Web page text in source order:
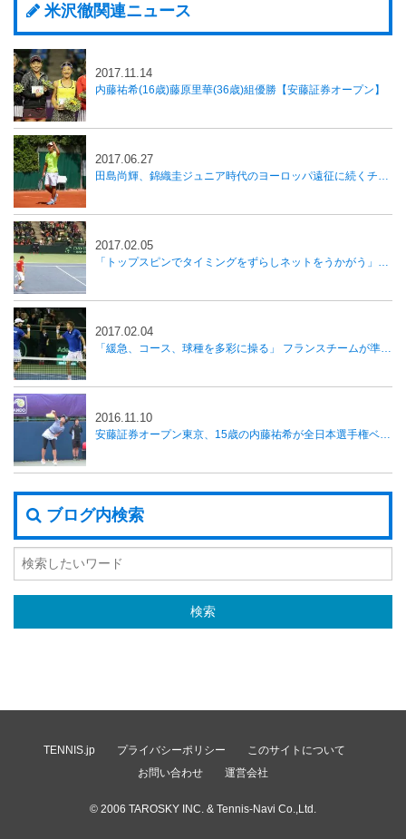
米沢徹関連ニュース
内藤祐希(16歳)藤原里華(36歳)組優勝【安藤証券オープン】
2017.11.14
田島尚輝、錦織圭ジュニア時代のヨーロッパ遠征に続くチャレンジ
2017.06.27
「トップスピンでタイミングをずらしネットをうかがう」西岡リタイアも内山が勝利し日本が1勝、国別対抗戦デ杯
2017.02.05
「緩急、コース、球種を多彩に操る」 フランスチームが準々決勝進出、国別対抗戦デ杯
2017.02.04
安藤証券オープン東京、15歳の内藤祐希が全日本選手権ベスト8に勝利し初戦突破
2016.11.10
ブログ内検索
TENNIS.jp プライバシーポリシー
このサイトについて
お問い合わせ
運営会社
© 2006 TAROSKY INC. & Tennis-Navi Co.,Ltd.